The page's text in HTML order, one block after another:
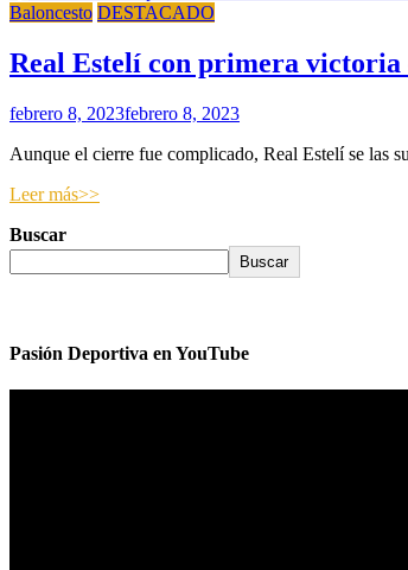
Baloncesto DESTACADO
Real Estelí con primera
febrero 8, 2023febrero 8, 2023
Aunque el cierre fue complicado, Real Estelí se las
Leer más>>
Buscar
Buscar
Pasión Deportiva en YouTube